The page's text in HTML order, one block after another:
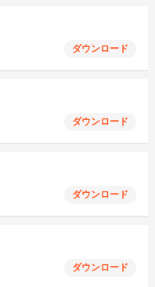
ダウンロード
ダウンロード
ダウンロード
ダウンロード